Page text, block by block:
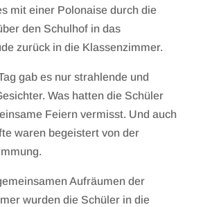
mit einer Polonaise durch die
den Schulhof in das
zurück in die Klassenzimmer.
gab es nur strahlende und
Was hatten die Schüler
Feiern vermisst. Und auch
waren begeistert von der
Aufräumen der
wurden die Schüler in die